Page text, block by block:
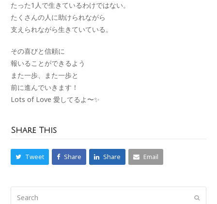
たった1人で生きているわけではない。
たくさんの人に助けられながら
支えられながら生きていている。
その喜びと信頼に
報いることができるよう
また一歩、また一歩と
前に進んでいきます！
Lots of Love 愛してるよ〜✨
Share This
Tweet Share Share Email